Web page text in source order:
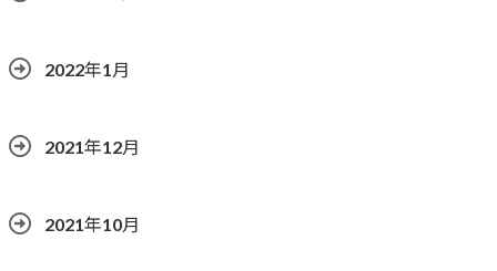
2022年1月
2021年12月
2021年10月